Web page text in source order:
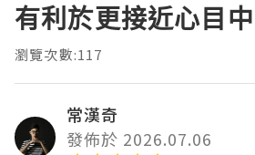
有利於更接近心目
瀏覽次數:117
常漢奇
發佈於 2026.07.06